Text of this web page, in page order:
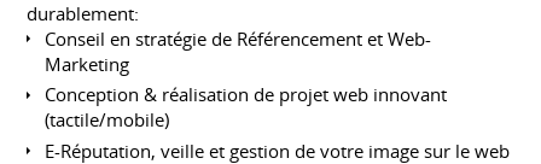
durablement:
Conseil en stratégie de Référencement et Web-
Marketing
Conception & réalisation de projet web innovant
(tactile/mobile)
E-Réputation, veille et gestion de votre image sur le web